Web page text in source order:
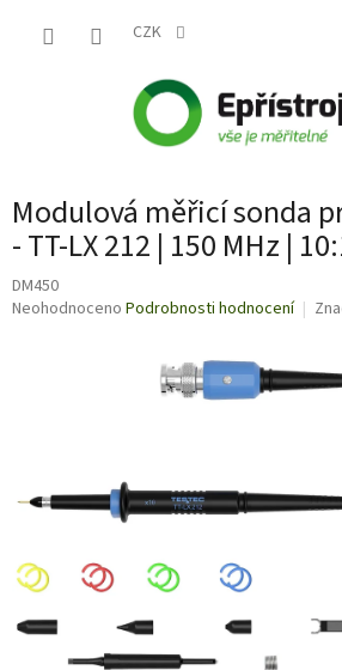
CZK
Modulová měřicí sonda
- TT-LX 212 | 150 MHz |
DM450
Průměrné
Neohodnoceno Podrobnosti hodnocení